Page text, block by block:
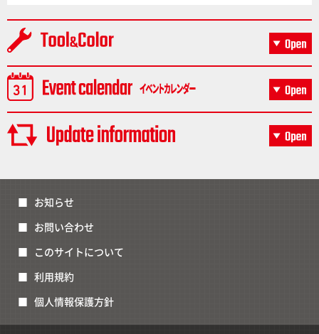
お知らせ
お問い合わせ
このサイトについて
利用規約
個人情報保護方針